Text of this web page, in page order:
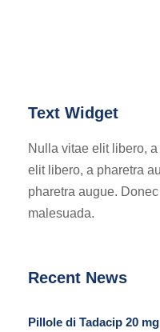
Text Widget
Nulla vitae elit libero,
elit libero, a pharetra
pharetra augue.
malesuada.
Recent News
Pillole di Tadacip 20